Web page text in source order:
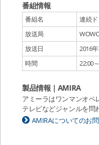
番組情報
番組名
連続ド
放送局
放送日
2016
時間
22:00～
製品情報｜AMIRA
アミーラはワンマンオペ
テレビなどジャンルを問
AMIRAについてのお